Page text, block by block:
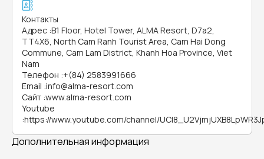
Контакты
Адрес :B1 Floor, Hotel Tower, ALMA Resort, D7a2,
TT4X6, North Cam Ranh Tourist Area, Cam Hai Dong
Commune, Cam Lam District, Khanh Hoa Province, Viet
Nam
Телефон :+(84) 2583991666
Email :info@alma-resort.com
Сайт :www.alma-resort.com
Youtube
:https://www.youtube.com/channel/
Дополнительная информация